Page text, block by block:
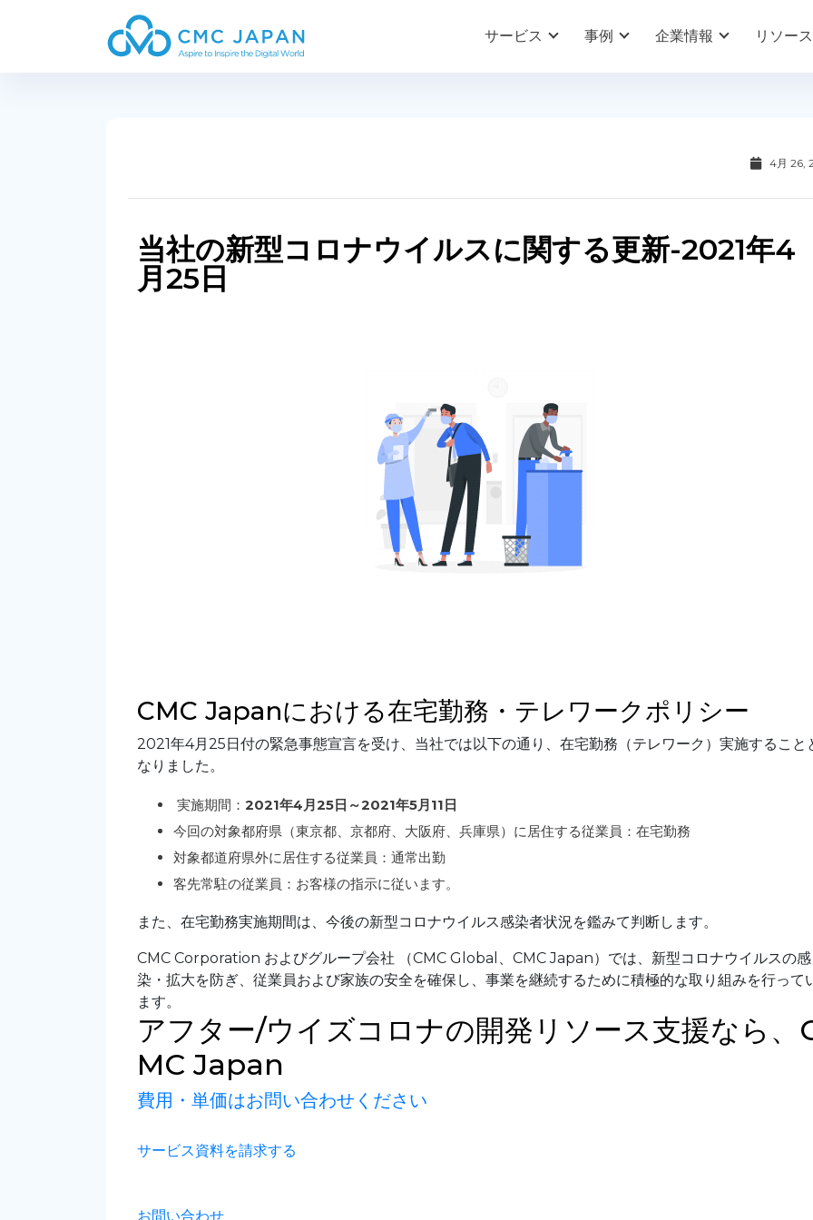
サービス 事例 企業情報 リソース
4月 26,
当社の新型コロナウイルスに関する更新-2021年4
月25日
CMC Japanにおける在宅勤務・テレワークポリシー
2021年4月25日付の緊急事態宣言を受け、当社では以下の通り、在宅勤務（テレワーク）実施すること
なりました。
実施期間： 2021年4月25日～2021年5月11日
今回の対象都府県（東京都、京都府、大阪府、兵庫県）に居住する従業員：在宅勤務
対象都道府県外に居住する従業員：通常出勤
客先常駐の従業員：お客様の指示に従います。
また、在宅勤務実施期間は、今後の新型コロナウイルス感染者状況を鑑みて判断します。
CMC Corporation およびグループ会社 （CMC Global、CMC Japan）では、新型コロナウイルスの感
染・拡大を防ぎ、従業員および家族の安全を確保し、事業を継続するために積極的な取り組みを行って
ます。
アフター/ウイズコロナの開発リソース支援なら、
MC Japan
費用・単価はお問い合わせください
サービス資料を請求する
お問い合わせ